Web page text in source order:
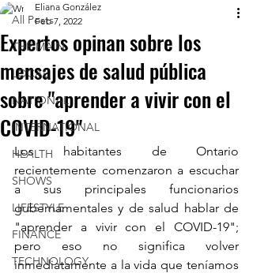
All Posts
THE MAIN
LOCAL
NATIONAL
INTERNATIONAL
HEALTH
SHOWS
LIFESTYLE
FINANCE
TECHNOLOGY
Expertos opinan sobre los
mensajes de salud pública
sobre "aprender a vivir con el
COVID-19"
Eliana González
Feb 7, 2022
Los habitantes de Ontario
recientemente comenzaron a escuchar
a sus principales funcionarios
gubernamentales y de salud hablar de
"aprender a vivir con el COVID-19";
pero eso no significa volver
inmediatamente a la vida que teníamos